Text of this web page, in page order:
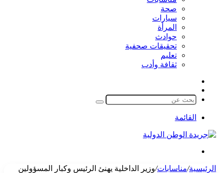
صحة
سيارات
المرأة
حوادث
تحقيقات صحفية
تعليم
ثقافة وأدب
المظلم
بحث
القائمة
الرئيسية/مناسابات/وزير الداخلية يهنئ الرئيس وكبار المسؤولين